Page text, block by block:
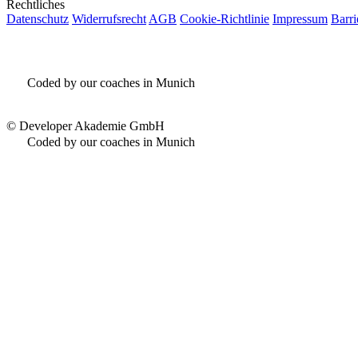
Rechtliches
Datenschutz WiderrufsrechtAGB Cookie-Richtlinie Impressum
Coded by our coaches in Munich
© Developer Akademie GmbH
Coded by our coaches in Munich